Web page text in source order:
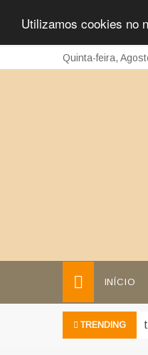
Utilizamos cookies no
to
Quinta-feira,
INÍCIO
TRENDING